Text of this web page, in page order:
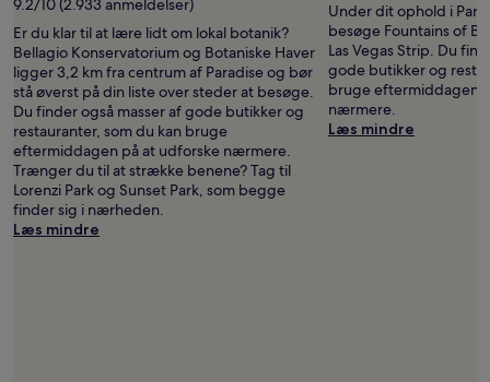
Slade
9.2/10 (2.933 anmeldelser)
Er du klar til at lære lidt om lokal botanik?
Bellagio Konservatorium og Botaniske Haver
ligger 3,2 km fra centrum af Paradise og bør
stå øverst på din liste over steder at besøge.
Du finder også masser af gode butikker og
restauranter, som du kan bruge
eftermiddagen på at udforske nærmere.
Trænger du til at strække benene? Tag til
Lorenzi Park og Sunset Park, som begge
finder sig i nærheden.
Læs mindre
Under dit ophold i
besøge Fountains of
Las Vegas Strip. Du
gode butikker og
bruge eftermiddagen
nærmere.
Læs mindre